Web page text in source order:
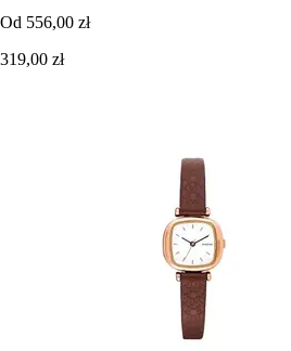
Od 556,00 zł
319,00 zł